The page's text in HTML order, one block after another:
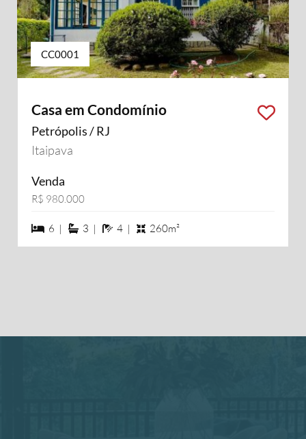
CC0001
Casa em Condomínio
Petrópolis / RJ
Itaipava
Venda
R$ 980.000
6 dormiórios
6 | 3 suítes
3 | 4 banheiros
4 | 260m²